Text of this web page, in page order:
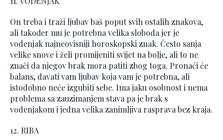
On treba i traži ljubav baš poput svih ostalih znakova,
ali također mu je potrebna velika sloboda jer je
vodenjak najneovisniji horoskopski znak. Često sanja
velike snove i želi promijeniti svijet na bolje, ali to ne
znači da njegov brak mora patiti zbog toga. Pronaći će
balans, davati vam ljubav koja vam je potrebna, ali
istodobno neće izgubiti sebe. Ima jaku osobnost i nema
problema sa zauzimanjem stava pa je brak s
vodenjakom i jedna velika zanimljiva rasprava bez kraja.
12. RIBA